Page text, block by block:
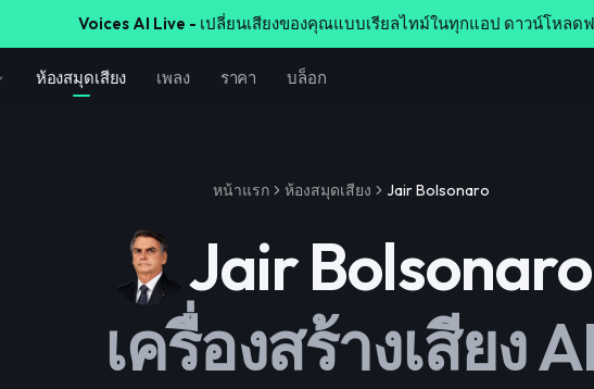
Voices AI Live - เปลี่ยนเสียงของคุณแบบเรียลไทม์ในทุกแอป ดาวน์โหลด
ห้องสมุดเสียง เพลง ราคา บล็อก
หน้าแรก ห้องสมุดเสียง Jair Bolsonaro
Jair Bolsonaro
เครื่องสร้างเสียง